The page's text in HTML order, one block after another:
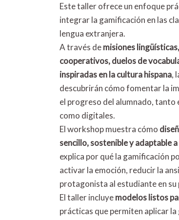
Este taller ofrece un enfoque
integrar la gamificación en las
lengua extranjera.
A través demisiones
cooperativos, duelos de
inspiradas en la cultura hispana,
descubrirán cómo fomentar la
el progreso del alumnado, tanto
como digitales.
El workshop muestra cómo
sencillo, sostenible y adaptable
explica por qué la gamificación
activar la emoción, reducir la
protagonista al estudiante en su
El taller incluyemodelos listos
prácticas que permiten aplicar